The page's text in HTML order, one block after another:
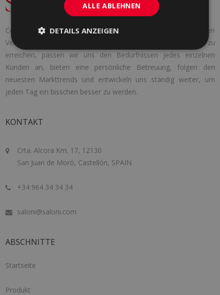
Cerámica Saloni wurde 1971 mit einer klaren Idee gegründet: den
Verbrauchern die Produkte zu liefern, die sie brauchen. Um dies zu
erreichen, passen wir uns den Bedürfnissen jedes einzelnen
Kunden an, bieten eine persönliche Betreuung, folgen den
neuesten Markttrends und entwickeln uns ständig weiter, um
jeden Tag ein bisschen besser zu werden.
KONTAKT
Crta. Alcora Km. 17, 12130
San Juan de Moró, Castellón, SPAIN
+34 964 34 34 34
saloni@saloni.com
ABSCHNITTE
Startseite
Produkt
ALLE ABLEHNEN
DETAILS ANZEIGEN